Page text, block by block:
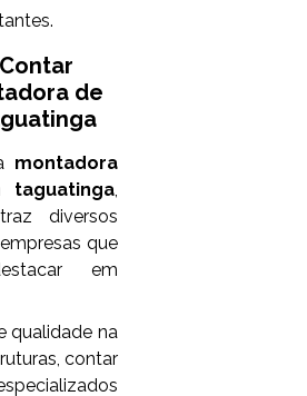
de
montadora
,
diversos
que
em
qualidade na
contar